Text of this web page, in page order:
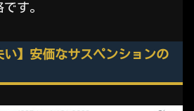
す。
い】安価なサスペンションの